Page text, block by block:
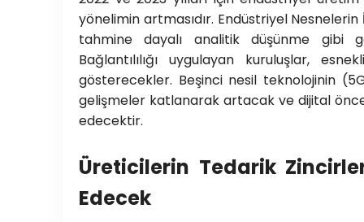
yönelimin artmasıdır. Endüstriyel
tahmine dayalı analitik düşünme gibi
Bağlantılılığı uygulayan kuruluşlar,
gösterecekler. Beşinci nesil teknolojinin
gelişmeler katlanarak artacak ve dijital
edecektir.
Üreticilerin Tedarik
Edecek